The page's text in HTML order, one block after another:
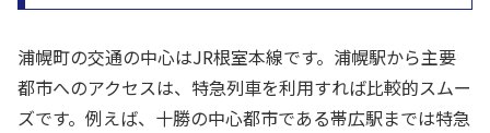
浦幌町の交通の中心はJR根室本線です。浦幌駅から主要
都市へのアクセスは、特急列車を利用すれば比較的スムー
ズです。例えば、十勝の中心都市である帯広駅までは特急